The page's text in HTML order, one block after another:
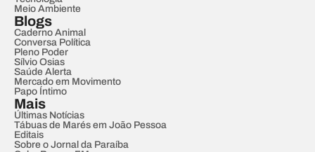
Meio Ambiente
Blogs
Caderno Animal
Conversa Política
Pleno Poder
Sílvio Osias
Saúde Alerta
Mercado em Movimento
Papo Íntimo
Mais
Últimas Notícias
Tábuas de Marés em João Pessoa
Editais
Sobre o Jornal da Paraíba